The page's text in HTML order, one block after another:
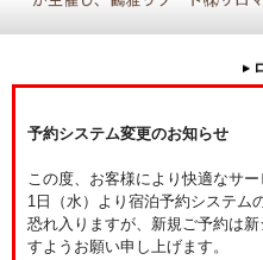
▸
予約システム変更のお知らせ
この度、お客様により快適なサ
1日（水）より宿泊予約システム
恐れ入りますが、新規ご予約は
すようお願い申し上げます。